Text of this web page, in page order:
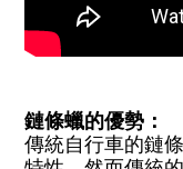
鏈條蠟的優勢：
傳統自行車的鏈